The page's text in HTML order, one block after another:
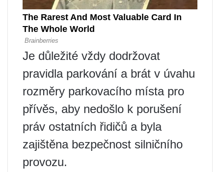
Je důležité vždy dodržovat
pravidla parkování a brát v úvahu
rozměry parkovacího místa pro
přívěs, aby nedošlo k porušení
práv ostatních řidičů a byla
zajištěna bezpečnost silničního
provozu.